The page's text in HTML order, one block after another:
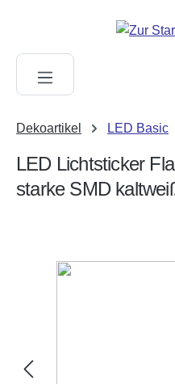
Dekoartikel LED Basic
LED Lichtsticker
starke SMD
Bildergalerie überspringen